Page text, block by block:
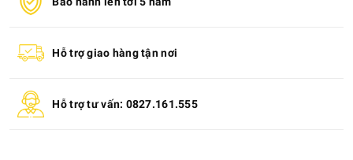
Hỗ trợ giao hàng tận nơi
Hỗ trợ tư vấn: 0827.161.555